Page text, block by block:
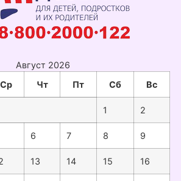
Август 2026
Ср Чт Пт Сб Вс
1 2
6 7 8 9
13 14 15 16